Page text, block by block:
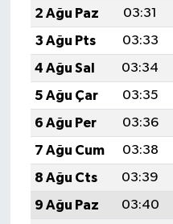
2 Ağu Paz
03:31
3 Ağu Pts
03:33
4 Ağu Sal
03:34
5 Ağu Çar
03:35
6 Ağu Per
03:36
7 Ağu Cum
03:38
8 Ağu Cts
03:39
9 Ağu Paz
03:40